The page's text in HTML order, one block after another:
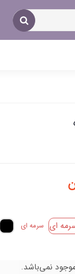
سرمه ای
نمی‌باشد.